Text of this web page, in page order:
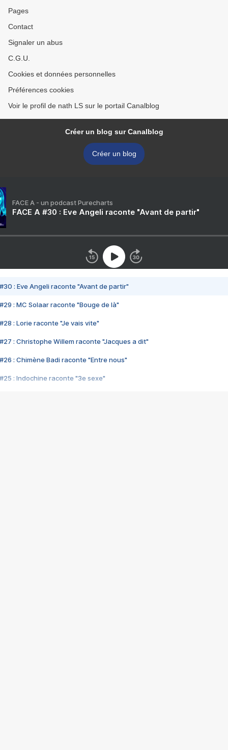
Pages
Contact
Signaler un abus
C.G.U.
Cookies et données personnelles
Préférences cookies
Voir le profil de nath LS sur le portail Canalblog
Créer un blog sur Canalblog
Créer un blog
FACE A - un podcast Purecharts
FACE A #30 : Eve Angeli raconte "Avant de partir"
#30 : Eve Angeli raconte "Avant de partir"
#29 : MC Solaar raconte "Bouge de là"
#28 : Lorie raconte "Je vais vite"
#27 : Christophe Willem raconte "Jacques a dit"
#26 : Chimène Badi raconte "Entre nous"
#25 : Indochine raconte "3e sexe"